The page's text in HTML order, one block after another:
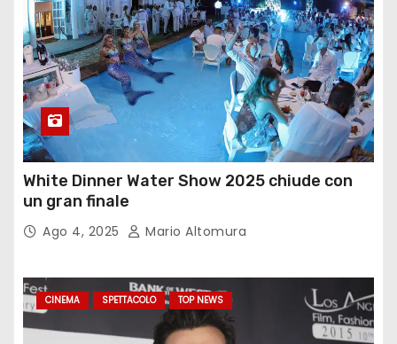
White Dinner Water Show 2025 chiude con
un gran finale
Ago 4, 2025 Mario Altomura
CINEMA SPETTACOLO TOP NEWS